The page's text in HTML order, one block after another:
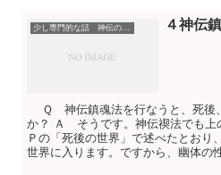
少し専門的な話 神伝の法についてのＱ＆Ａ ４神伝
Ｑ 神伝鎮魂法を行なうと、死後
か？ Ａ そうです。神伝禊法でも
Ｐの「死後の世界」で述べたとおり
世界に入ります。ですから、幽体の